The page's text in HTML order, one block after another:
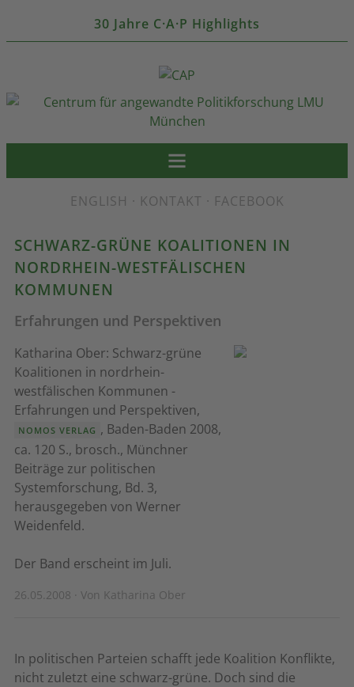
30 Jahre C·A·P Highlights
ENGLISH · KONTAKT · FACEBOOK
SCHWARZ-GRÜNE KOALITIONEN IN
NORDRHEIN-WESTFÄLISCHEN
KOMMUNEN
Erfahrungen und Perspektiven
Katharina Ober: Schwarz-grüne
Koalitionen in nordrhein-
westfälischen Kommunen -
Erfahrungen und Perspektiven,
NOMOS VERLAG , Baden-Baden 2008,
ca. 120 S., brosch., Münchner
Beiträge zur politischen
Systemforschung, Bd. 3,
herausgegeben von Werner
Weidenfeld.
Der Band erscheint im Juli.
26.05.2008 · Von Katharina Ober
In politischen Parteien schafft jede Koalition Konflikte,
nicht zuletzt eine schwarz-grüne. Doch sind die